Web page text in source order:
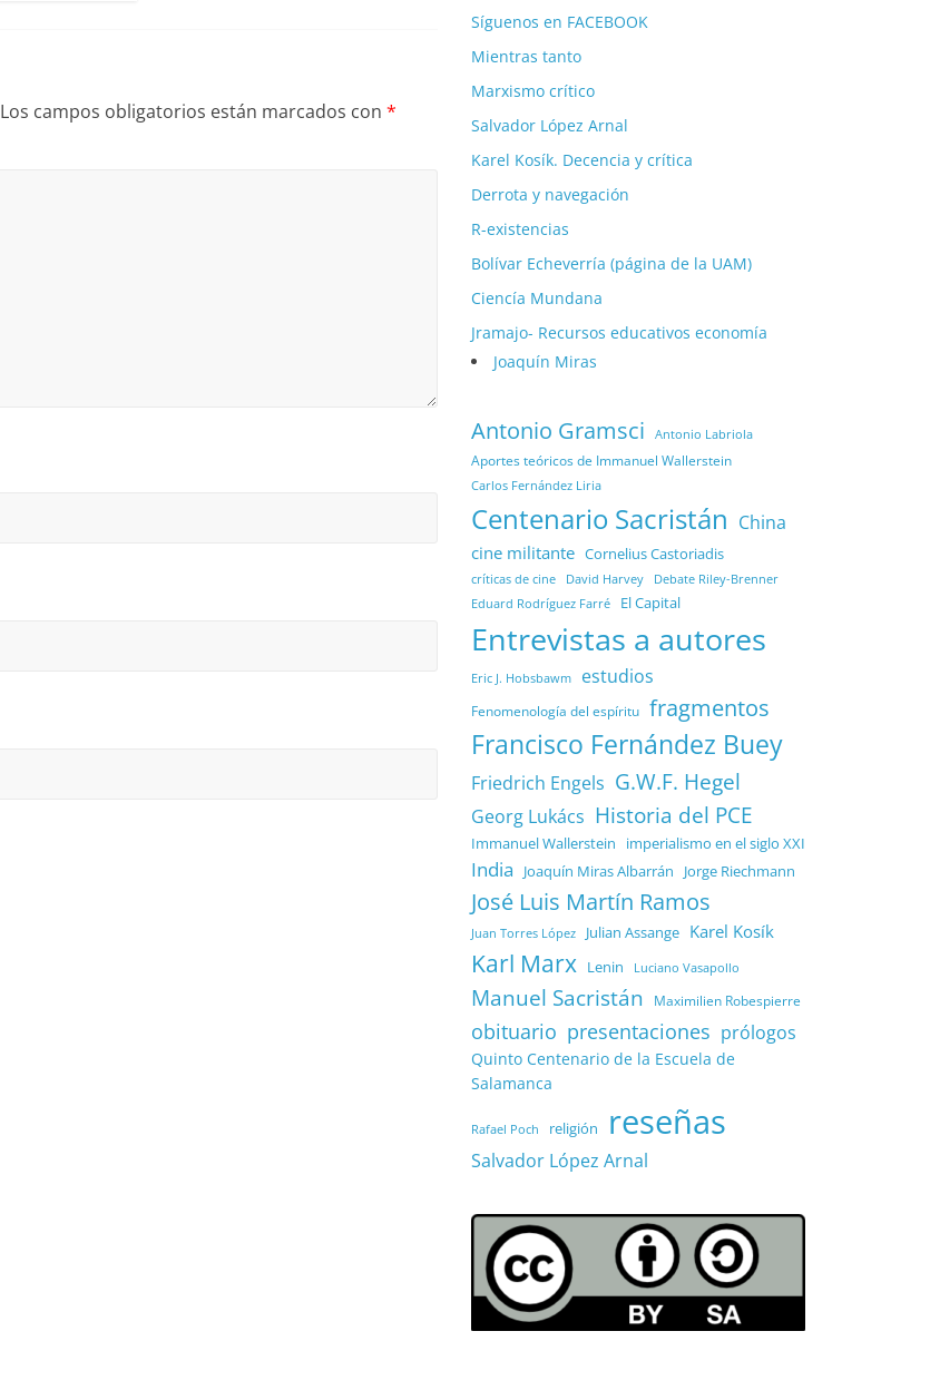
Los campos obligatorios están marcados con *
Síguenos en FACEBOOK
Mientras tanto
Marxismo crítico
Salvador López Arnal
Karel Kosík. Decencia y crítica
Derrota y navegación
R-existencias
Bolívar Echeverría (página de la UAM)
Ciencía Mundana
Jramajo- Recursos educativos economía
Joaquín Miras
Antonio Gramsci Antonio Labriola
Aportes teóricos de Immanuel Wallerstein
Carlos Fernández Liria
Centenario Sacristán China
cine militante Cornelius Castoriadis
críticas de cine David Harvey Debate Riley-Brenner
Eduard Rodríguez Farré El Capital
Entrevistas a autores
Eric J. Hobsbawm estudios
Fenomenología del espíritu fragmentos
Francisco Fernández Buey
Friedrich Engels G.W.F. Hegel
Georg Lukács Historia del PCE
Immanuel Wallerstein imperialismo en el siglo XXI
India Joaquín Miras Albarrán Jorge Riechmann
José Luis Martín Ramos
Juan Torres López Julian Assange Karel Kosík
Karl Marx Lenin Luciano Vasapollo
Manuel Sacristán Maximilien Robespierre
obituario presentaciones prólogos
Quinto Centenario de la Escuela de
Salamanca
Rafael Poch religión reseñas
Salvador López Arnal